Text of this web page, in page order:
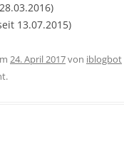
13.07.2015)
24. April 2017von iblogbot